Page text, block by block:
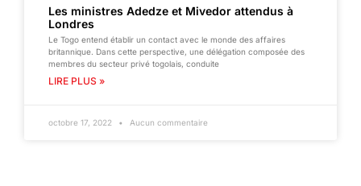
Les ministres Adedze et Mivedor attendus à
Londres
Le Togo entend établir un contact avec le monde des affaires
britannique. Dans cette perspective, une délégation composée des
membres du secteur privé togolais, conduite
LIRE PLUS »
octobre 17, 2022 Aucun commentaire